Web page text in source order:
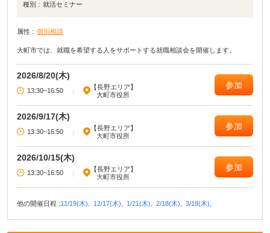
種別 : 就活セミナー
属性 : 個別相談
大町市では、就職を希望する人をサポートする就職相談会を開催します。
2026/8/20(木)
13:30~16:50 |
【長野エリア】
大町市役所
参加
2026/9/17(木)
13:30~16:50 |
【長野エリア】
大町市役所
参加
2026/10/15(木)
13:30~16:50 |
【長野エリア】
大町市役所
参加
他の開催日程 :11/19(木), 12/17(木), 1/21(木), 2/18(木), 3/18(木),